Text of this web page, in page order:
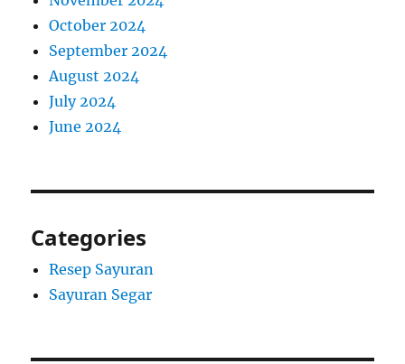
October 2024
September 2024
August 2024
July 2024
June 2024
Categories
Resep Sayuran
Sayuran Segar